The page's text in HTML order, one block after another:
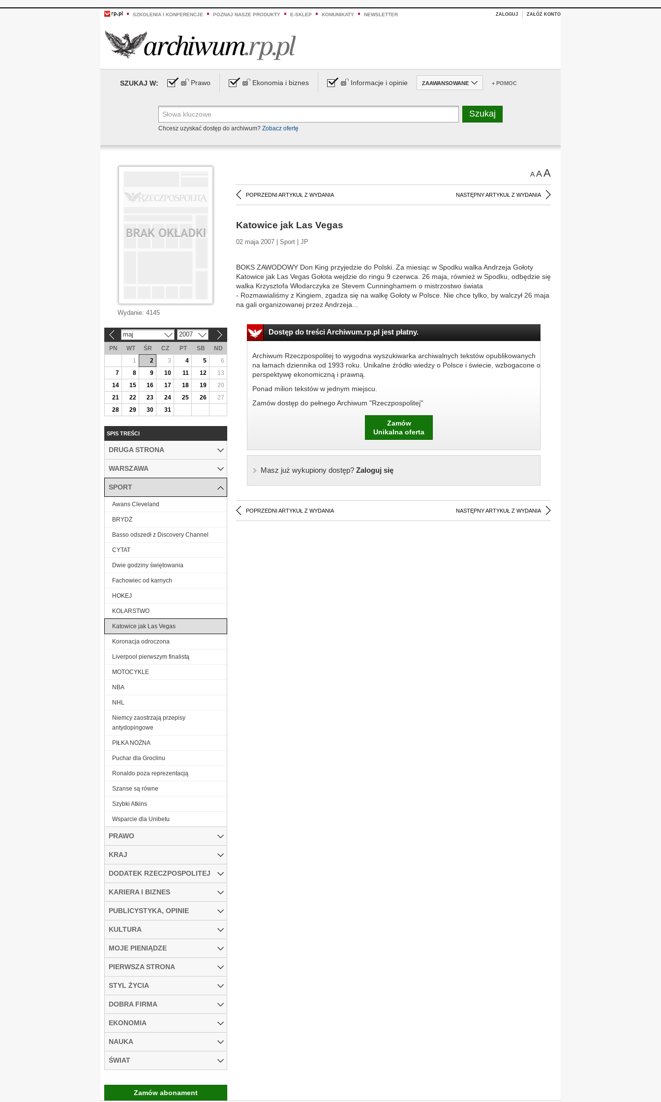
SZKOLENIA I KONFERENCJE POZNAJ NASZE PRODUKTY E-SKLEP KOMUNIKATY NEWSLETTER ZALOGUJ ZAŁÓŻ KONTO
SZUKAJ W: Prawo Ekonomia i biznes Informacje i opinie ZAAWANSOWANE + POMOC
Chcesz uzyskać dostęp do archiwum? Zobacz ofertę
AAA
POPRZEDNI ARTYKUŁ Z WYDANIA NASTĘPNY ARTYKUŁ Z WYDANIA
Katowice jak Las Vegas
02 maja 2007 | Sport | JP
BOKS ZAWODOWY Don King przyjedzie do Polski. Za miesiąc w Spodku walka Andrzeja Gołoty
Katowice jak Las Vegas Gołota wejdzie do ringu 9 czerwca. 26 maja, również w Spodku, odbędzie się
walka Krzysztofa Włodarczyka ze Stevem Cunninghamem o mistrzostwo świata
- Rozmawialiśmy z Kingiem, zgadza się na walkę Gołoty w Polsce. Nie chce tylko, by walczył 26 maja
na gali organizowanej przez Andrzeja...
Dostęp do treści Archiwum.rp.pl jest płatny.
Archiwum Rzeczpospolitej to wygodna wyszukiwarka archiwalnych tekstów opublikowanych
na łamach dziennika od 1993 roku. Unikalne źródło wiedzy o Polsce i świecie, wzbogacone o
perspektywę ekonomiczną i prawną.
Ponad milion tekstów w jednym miejscu.
Zamów dostęp do pełnego Archiwum "Rzeczpospolitej"
Zamów
Unikalna oferta
Masz już wykupiony dostęp?Zaloguj się
POPRZEDNI ARTYKUŁ Z WYDANIA NASTĘPNY ARTYKUŁ Z WYDANIA
Wydanie: 4145
maj 2007
PN WT ŚR CZ PT SB
ND
1
2 3 4 5
6
7
8 9 10 11 12
13
14
15 16 17 18 19
20
21
22 23 24 25 26
27
28
29 30 31
SPIS TREŚCI
DRUGA STRONA
WARSZAWA
SPORT
Awans Cleveland
BRYDŻ
Basso odszedł z Discovery Channel
CYTAT
Dwie godziny świętowania
Fachowiec od karnych
HOKEJ
KOLARSTWO
Katowice jak Las Vegas
Koronacja odroczona
Liverpool pierwszym finalistą
MOTOCYKLE
NBA
NHL
Niemcy zaostrzają przepisy
antydopingowe
PIŁKA NOŻNA
Puchar dla Groclinu
Ronaldo poza reprezentacją
Szanse są równe
Szybki Atkins
Wsparcie dla Unibetu
PRAWO
KRAJ
DODATEK RZECZPOSPOLITEJ
KARIERA I BIZNES
PUBLICYSTYKA, OPINIE
KULTURA
MOJE PIENIĄDZE
PIERWSZA STRONA
STYL ŻYCIA
DOBRA FIRMA
EKONOMIA
NAUKA
ŚWIAT
Zamów abonament